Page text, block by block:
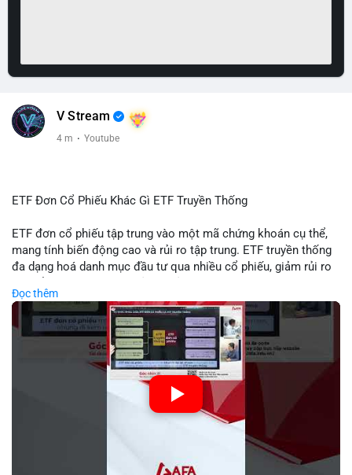
V Stream
4 m · Youtube
ETF Đơn Cổ Phiếu Khác Gì ETF Truyền Thống
ETF đơn cổ phiếu tập trung vào một mã chứng khoán cụ thể,
mang tính biến động cao và rủi ro tập trung. ETF truyền thống
đa dạng hoá danh mục đầu tư qua nhiều cổ phiếu, giảm rủi ro
sản và mức độ tiếp xúc với thị trường.
🎥 Xem video trực tiếp tại:
Nguồn: Tài chính & Kinh doanh
Đọc thêm